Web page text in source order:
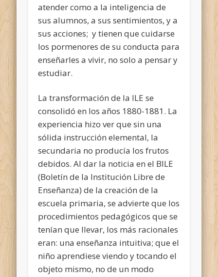
atender como a la inteligencia de
sus alumnos, a sus sentimientos, y a
sus acciones; y tienen que cuidarse
los pormenores de su conducta para
enseñarles a vivir, no solo a pensar y
estudiar.
La transformación de la ILE se
consolidó en los años 1880-1881. La
experiencia hizo ver que sin una
sólida instrucción elemental, la
secundaria no producía los frutos
debidos. Al dar la noticia en el BILE
(Boletín de la Institución Libre de
Enseñanza) de la creación de la
escuela primaria, se advierte que los
procedimientos pedagógicos que se
tenían que llevar, los más racionales
eran: una enseñanza intuitiva; que el
niño aprendiese viendo y tocando el
objeto mismo, no de un modo